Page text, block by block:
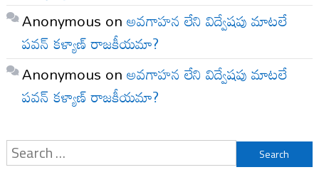
Anonymous onఅవగాహన లేని విద్వేషపు మాటలే
పవన్ కళ్యాణ్ రాజకీయమా?
Anonymous onఅవగాహన లేని విద్వేషపు మాటలే
పవన్ కళ్యాణ్ రాజకీయమా?
Search
for: